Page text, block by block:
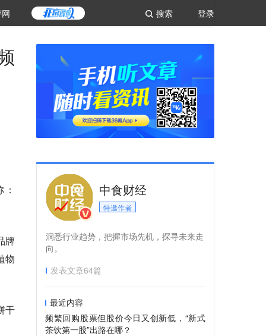
登录
搜索
牌
物
干
中食财经
特邀作者
洞悉行业趋势，把握市场先机，探寻未来走
向。
发表文章64篇
最近内容
频繁回购股票但股价今日又创新低，“新式
茶饮第一股”出路在哪？